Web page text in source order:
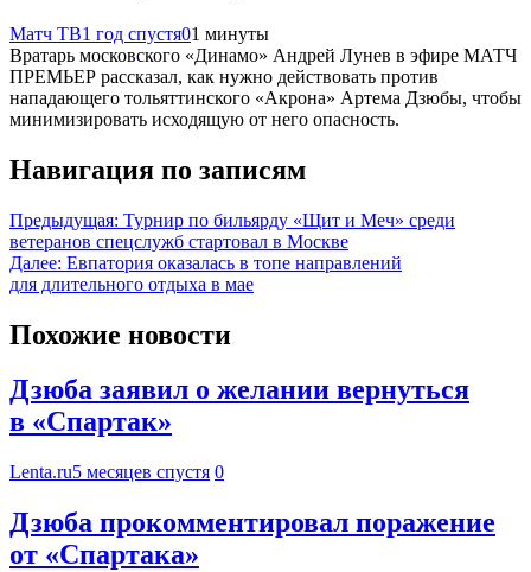
Матч ТВ1 год спустя01 минуты
Вратарь московского «Динамо» Андрей Лунев в эфире МАТЧ
ПРЕМЬЕР рассказал, как нужно действовать против
нападающего тольяттинского «Акрона» Артема Дзюбы, чтобы
минимизировать исходящую от него опасность.
Навигация по записям
Предыдущая: Турнир по бильярду «Щит и Меч» среди
ветеранов спецслужб стартовал в Москве
Далее: Евпатория оказалась в топе направлений
для длительного отдыха в мае
Похожие новости
Дзюба заявил о желании вернуться
в «Спартак»
Lenta.ru5 месяцев спустя 0
Дзюба прокомментировал поражение
от «Спартака»